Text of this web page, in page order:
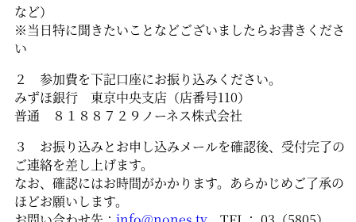
など）
※当日特に聞きたいことなどございましたらお書きくださ
い
２ 参加費を下記口座にお振り込みください。
みずほ銀行 東京中央支店（店番号110）
普通 ８１８８７２９ノーネス株式会社
３ お振り込みとお申し込みメールを確認後、受付完了の
ご連絡を差し上げます。
なお、確認にはお時間がかかります。あらかじめご了承の
ほどお願いします。